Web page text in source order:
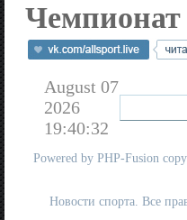
Чемпионат
August 07
2026
19:40:32
Powered by PHP-Fusion
Новости спорта. Все